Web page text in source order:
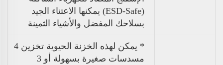
(ESD-Safe) يمكنها
الاعتناء الجيد
بسلاحك المفضل والأشياء الثمينة
* يمكن لهذه الخزنة الحيوية تخزين 4
مسدسات صغيرة بسهولة أو 3